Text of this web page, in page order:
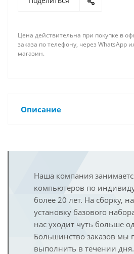
Цена действительна при покупке в
заказа по телефону, через WhatsApp
магазин.
Описание
Наша компания
компьютеров по
более 20 лет. На сборку,
установку базового
нас уходит чуть больше
Большинство заказов мы
выполнить в течении